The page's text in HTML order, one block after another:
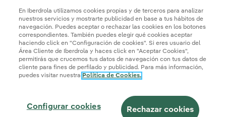
Mapa webInformación legal y Política de cookies
Seguridad de la informaciónAccesibilidad
¿Cómo ser colaborador?
Transparencia IAIberdrola.com
En Iberdrola utilizamos cookies propias y de terceros para analizar
nuestros servicios y mostrarte publicidad en base a tus hábitos de
navegación. Puedes aceptar o rechazar las cookies en los botones
correspondientes. También puedes elegir qué cookies aceptar
haciendo click en "Configuración de cookies". Si eres usuario del
Área Cliente de Iberdrola y haces click en "Aceptar Cookies",
permitirás que crucemos tus datos de navegación con tus datos de
cliente para fines de perfilado y publicidad. Para más información,
puedes visitar nuestra Política de Cookies.
Configurar cookies Rechazar cookies